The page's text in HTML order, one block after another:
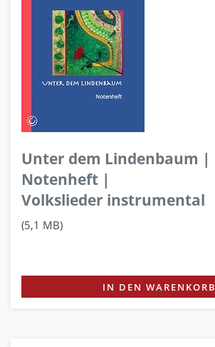
Unter dem Lindenbaum |
Notenheft |
Volkslieder instrumental
(5,1 MB)
IN DEN WARENKORB